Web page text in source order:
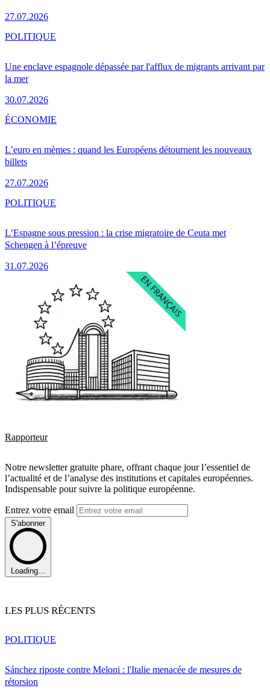
27.07.2026
Une enclave espagnole dépassée par l'afflux de migrants arrivant par
la mer
30.07.2026
POLITIQUE
L’euro en mèmes : quand les Européens détournent les nouveaux
billets
27.07.2026
ÉCONOMIE
L’Espagne sous pression : la crise migratoire de Ceuta met
Schengen à l’épreuve
31.07.2026
POLITIQUE
Rapporteur
Notre newsletter gratuite phare, offrant chaque jour l’essentiel de
l’actualité et de l’analyse des institutions et capitales européennes.
Indispensable pour suivre la politique européenne.
Entrez votre email
S'abonner
Loading...
LES PLUS RÉCENTS
Sánchez riposte contre Meloni : l'Italie menacée de mesures de
rétorsion
POLITIQUE